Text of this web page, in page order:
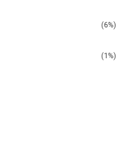
(6%)
(1%)